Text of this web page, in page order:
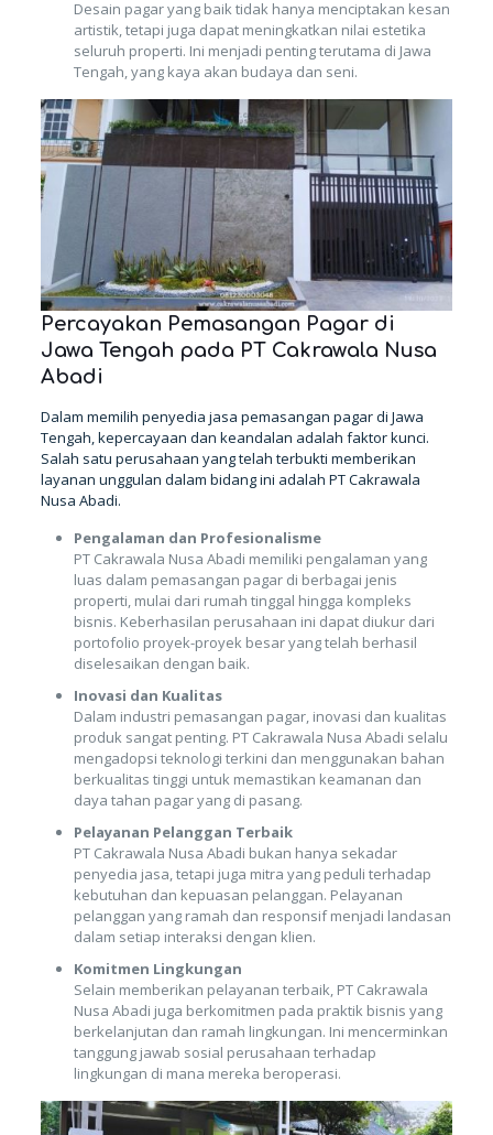
Desain pagar yang baik tidak hanya menciptakan kesan
artistik, tetapi juga dapat meningkatkan nilai estetika
seluruh properti. Ini menjadi penting terutama di Jawa
Tengah, yang kaya akan budaya dan seni.
Percayakan Pemasangan Pagar di
Jawa Tengah pada PT Cakrawala Nusa
Abadi
Dalam memilih penyedia jasa pemasangan pagar di Jawa
Tengah, kepercayaan dan keandalan adalah faktor kunci.
Salah satu perusahaan yang telah terbukti memberikan
layanan unggulan dalam bidang ini adalah PT Cakrawala
Nusa Abadi.
Pengalaman dan Profesionalisme
PT Cakrawala Nusa Abadi memiliki pengalaman yang
luas dalam pemasangan pagar di berbagai jenis
properti, mulai dari rumah tinggal hingga kompleks
bisnis. Keberhasilan perusahaan ini dapat diukur dari
portofolio proyek-proyek besar yang telah berhasil
diselesaikan dengan baik.
Inovasi dan Kualitas
Dalam industri pemasangan pagar, inovasi dan kualitas
produk sangat penting. PT Cakrawala Nusa Abadi selalu
mengadopsi teknologi terkini dan menggunakan bahan
berkualitas tinggi untuk memastikan keamanan dan
daya tahan pagar yang di pasang.
Pelayanan Pelanggan Terbaik
PT Cakrawala Nusa Abadi bukan hanya sekadar
penyedia jasa, tetapi juga mitra yang peduli terhadap
kebutuhan dan kepuasan pelanggan. Pelayanan
pelanggan yang ramah dan responsif menjadi landasan
dalam setiap interaksi dengan klien.
Komitmen Lingkungan
Selain memberikan pelayanan terbaik, PT Cakrawala
Nusa Abadi juga berkomitmen pada praktik bisnis yang
berkelanjutan dan ramah lingkungan. Ini mencerminkan
tanggung jawab sosial perusahaan terhadap
lingkungan di mana mereka beroperasi.